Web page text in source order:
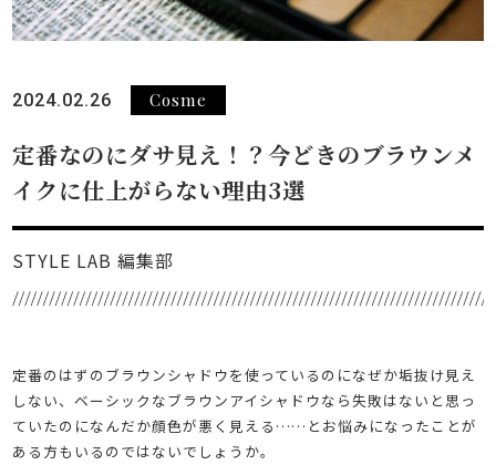
2024.02.26 Cosme
定番なのにダサ見え！？今どきのブラウンメ
イクに仕上がらない理由3選
STYLE LAB 編集部
定番のはずのブラウンシャドウを使っているのになぜか垢抜け見え
しない、ベーシックなブラウンアイシャドウなら失敗はないと思っ
ていたのになんだか顔色が悪く見える……とお悩みになったことが
ある方もいるのではないでしょうか。